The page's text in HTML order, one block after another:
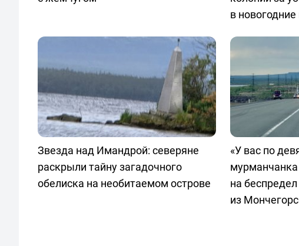
в
Звезда над Имандрой: северяне
раскрыли тайну загадочного
обелиска на необитаемом острове
«У вас по
на
из